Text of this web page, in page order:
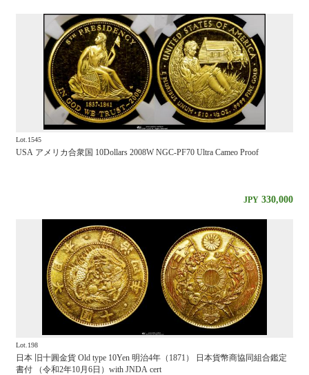
Lot.1545
USA アメリカ合衆国 10Dollars 2008W NGC-PF70 Ultra Cameo Proof
JPY 330,000
Lot.198
日本 旧十圓金貨 Old type 10Yen 明治4年（1871） 日本貨幣商協同組合鑑定
書付 （令和2年10月6日）with JNDA cert